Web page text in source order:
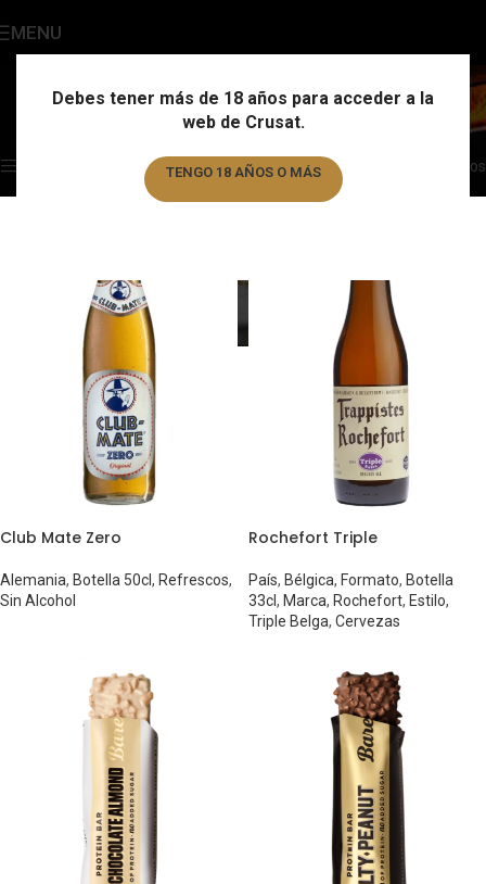
Debes tener más de 18 años para acceder a la
web de Crusat.
TENGO 18 AÑOS O MÁS
MENU País
Showing 1–12 of 326 results
Filtros
Club Mate Zero
Alemania, Botella 50cl, Refrescos,
Sin Alcohol
Rochefort Triple
País, Bélgica, Formato, Botella
33cl, Marca, Rochefort, Estilo,
Triple Belga, Cervezas